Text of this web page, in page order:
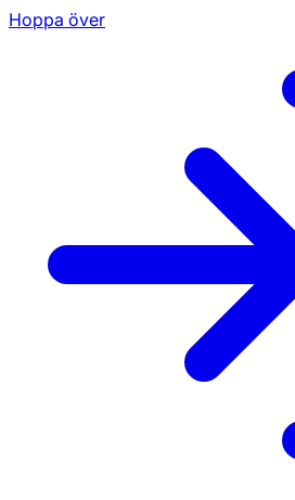
Hoppa över